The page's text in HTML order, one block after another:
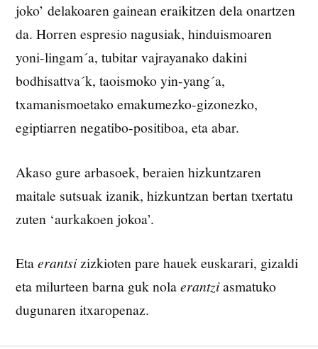
joko’ delakoaren gainean eraikitzen dela onartzen
da. Horren espresio nagusiak, hinduismoaren
yoni-lingam´a, tubitar vajrayanako dakini
bodhisattva´k, taoismoko yin-yang´a,
txamanismoetako emakumezko-gizonezko,
egiptiarren negatibo-positiboa, eta abar.
Akaso gure arbasoek, beraien hizkuntzaren
maitale sutsuak izanik, hizkuntzan bertan txertatu
zuten ‘aurkakoen jokoa’.
Etaerantsizizkioten pare hauek euskarari, gizaldi
eta milurteen barna guk nolaerantziasmatuko
dugunaren itxaropenaz.